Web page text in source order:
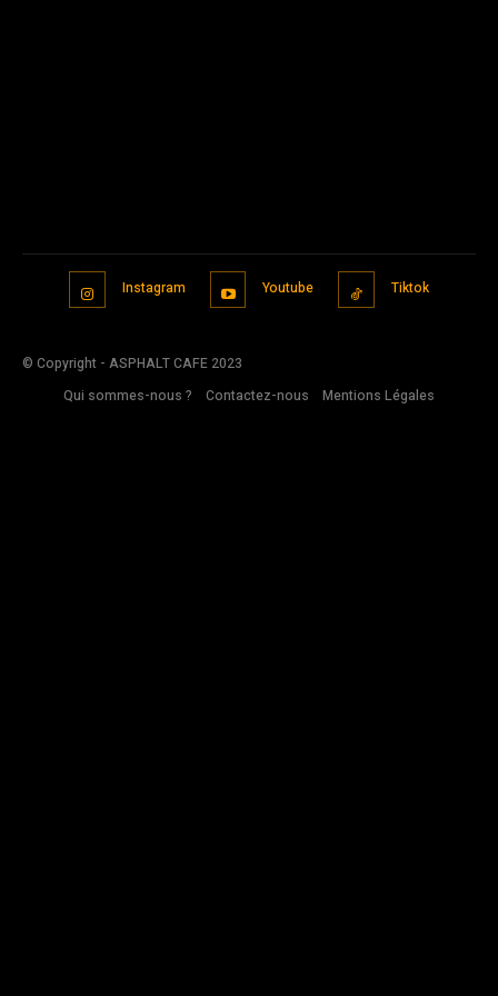
Instagram Youtube Tiktok
© Copyright - ASPHALT CAFE 2023
Qui sommes-nous ?
Contactez-nous Mentions Légales